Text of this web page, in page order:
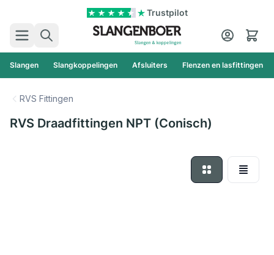
Trustpilot
Zoek
Cart
Slangen Slangkoppelingen Afsluiters Flenzen en lasfittingen
RVS Fittingen
RVS Draadfittingen NPT (Conisch)
Foto-tabelLijst